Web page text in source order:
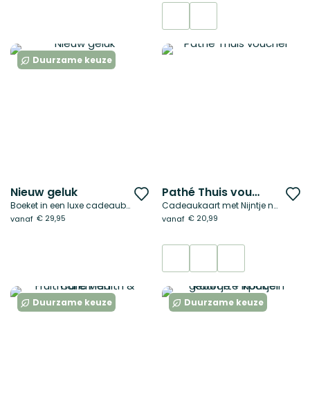
Duurzame keuze
Nieuw geluk
Boeket in een luxe cadeaubox
vanaf € 29,95
Voeg
toe
aan
verlanglijst
Pathé Thuis voucher
Cadeaukaart met Nijntje naar keuze
vanaf € 20,99
Duurzame keuze Duurzame keuze